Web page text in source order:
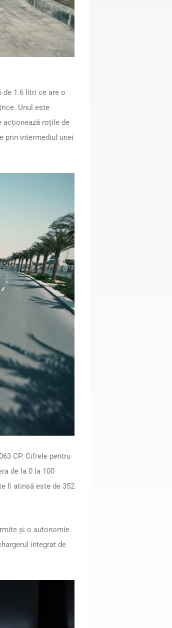
1.6 litri ce are o
Unul este
acționează roțile de
prin intermediul unei
CP. Cifrele pentru
de la 0 la 100
fi atinsă este de 352
și o autonomie
integrat de